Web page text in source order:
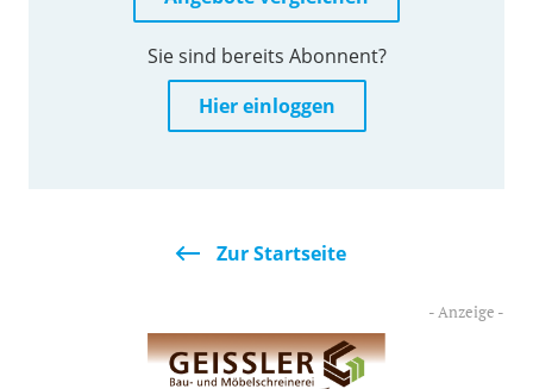
Sie sind bereits Abonnent?
Hier einloggen
Zur Startseite